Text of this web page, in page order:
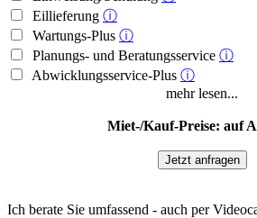
Eillieferung ⓘ
Wartungs-Plus ⓘ
Planungs- und Beratungsservice ⓘ
Abwicklungsservice-Plus ⓘ
mehr lesen...
Miet-/Kauf-Preise: auf
Jetzt anfragen
Ich berate Sie umfassend - auch per